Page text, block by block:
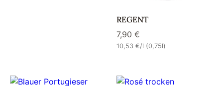
REGENT
7,90 €
10,53 €/l (0,75l)